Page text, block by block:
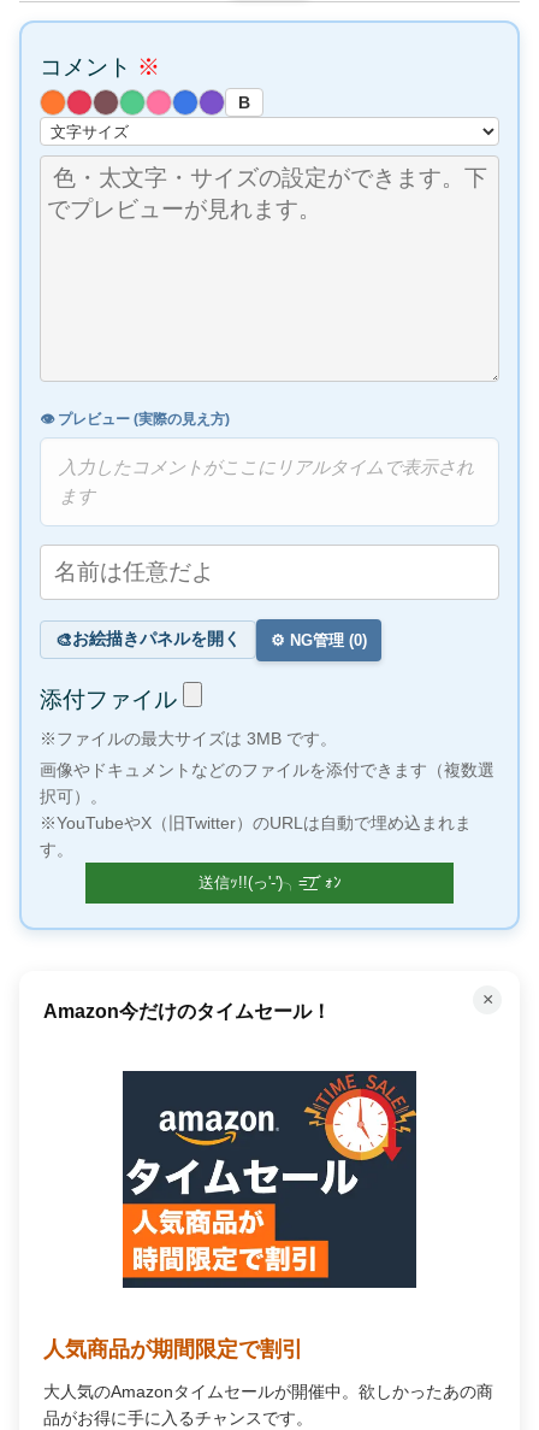
コメント ※
B
👁️ プレビュー (実際の見え方)
入力したコメントがここにリアルタイムで表示され
ます
🎨お絵描きパネルを開く ⚙️ NG管理 (0)
添付ファイル
※ファイルの最大サイズは 3MB です。
画像やドキュメントなどのファイルを添付できます（複数選
択可）。
※YouTubeやX（旧Twitter）のURLは自動で埋め込まれま
す。
×
Amazon今だけのタイムセール！
人気商品が期間限定で割引
大人気のAmazonタイムセールが開催中。欲しかったあの商
品がお得に手に入るチャンスです。